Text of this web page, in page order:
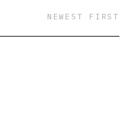
NEWEST FIRST